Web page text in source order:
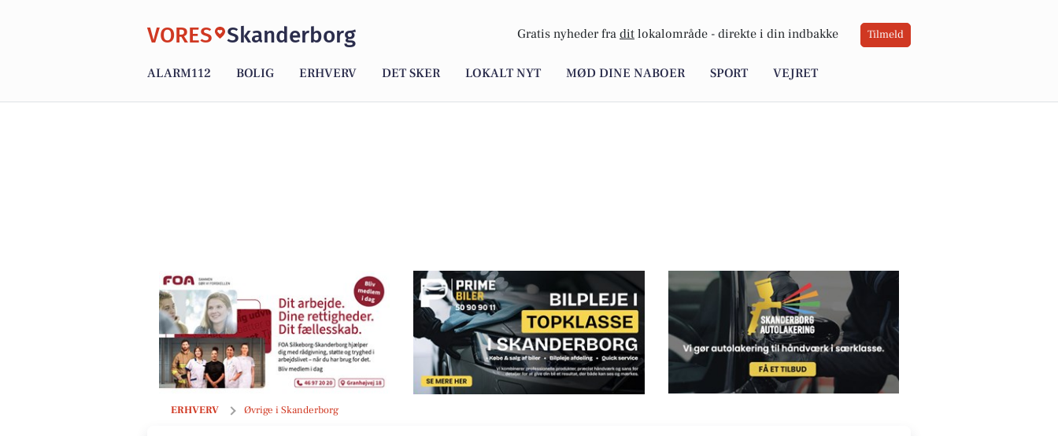
VORES Skanderborg Gratis nyheder fra dit lokalområde - direkte i din indbakke Tilmeld
ALARM112 BOLIG ERHVERV DET SKER LOKALT NYT MØD DINE NABOER SPORT VEJRET
ERHVERV Øvrige i Skanderborg
Adolf Laursen v/Adolf Voigt Laursen